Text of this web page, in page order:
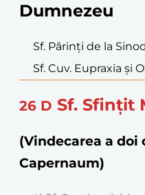
Dumnezeu
Sf. Părinți de la
Sf. Cuv. Eupraxia și
26 D Sf. Sfințit
(Vindecarea a
Capernaum)